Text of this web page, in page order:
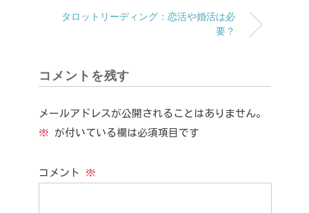
タロットリーディング：恋活や婚活は必
要？
コメントを残す
メールアドレスが公開されることはありません。
※ が付いている欄は必須項目です
コメント ※